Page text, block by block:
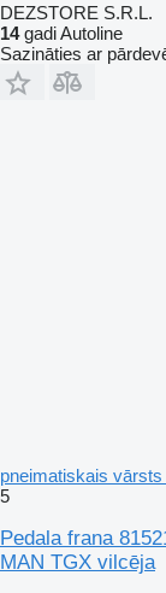
DEZSTORE S.R.L.
14gadi Autoline
Sazināties ar
pneimatiskais
5
Pedala frana
MAN TGX vilcēja